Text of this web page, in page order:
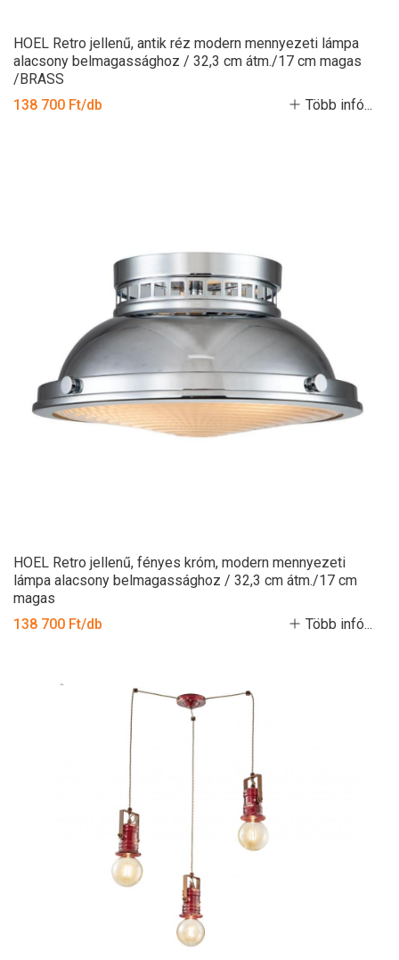
HOEL Retro jellenű, antik réz modern mennyezeti lámpa
alacsony belmagassághoz / 32,3 cm átm./17 cm magas
/BRASS
138 700 Ft/db
Több infó...
HOEL Retro jellenű, fényes króm, modern mennyezeti
lámpa alacsony belmagassághoz / 32,3 cm átm./17 cm
magas
138 700 Ft/db
Több infó...